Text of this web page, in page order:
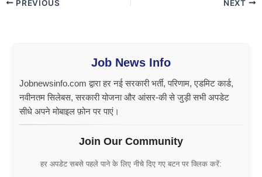
PREVIOUS NEXT
Job News Info
Jobnewsinfo.com द्वारा हर नई सरकारी भर्ती, परिणाम, एडमिट कार्ड,
नवीनतम सिलेबस, सरकारी योजना और आंसर-की से जुड़ी सभी अपडेट
सीधे अपने मोबाइल फ़ोन पर पाएं।
Join Our Community
हर अपडेट सबसे पहले पाने के लिए नीचे दिए गए बटन पर क्लिक करें: